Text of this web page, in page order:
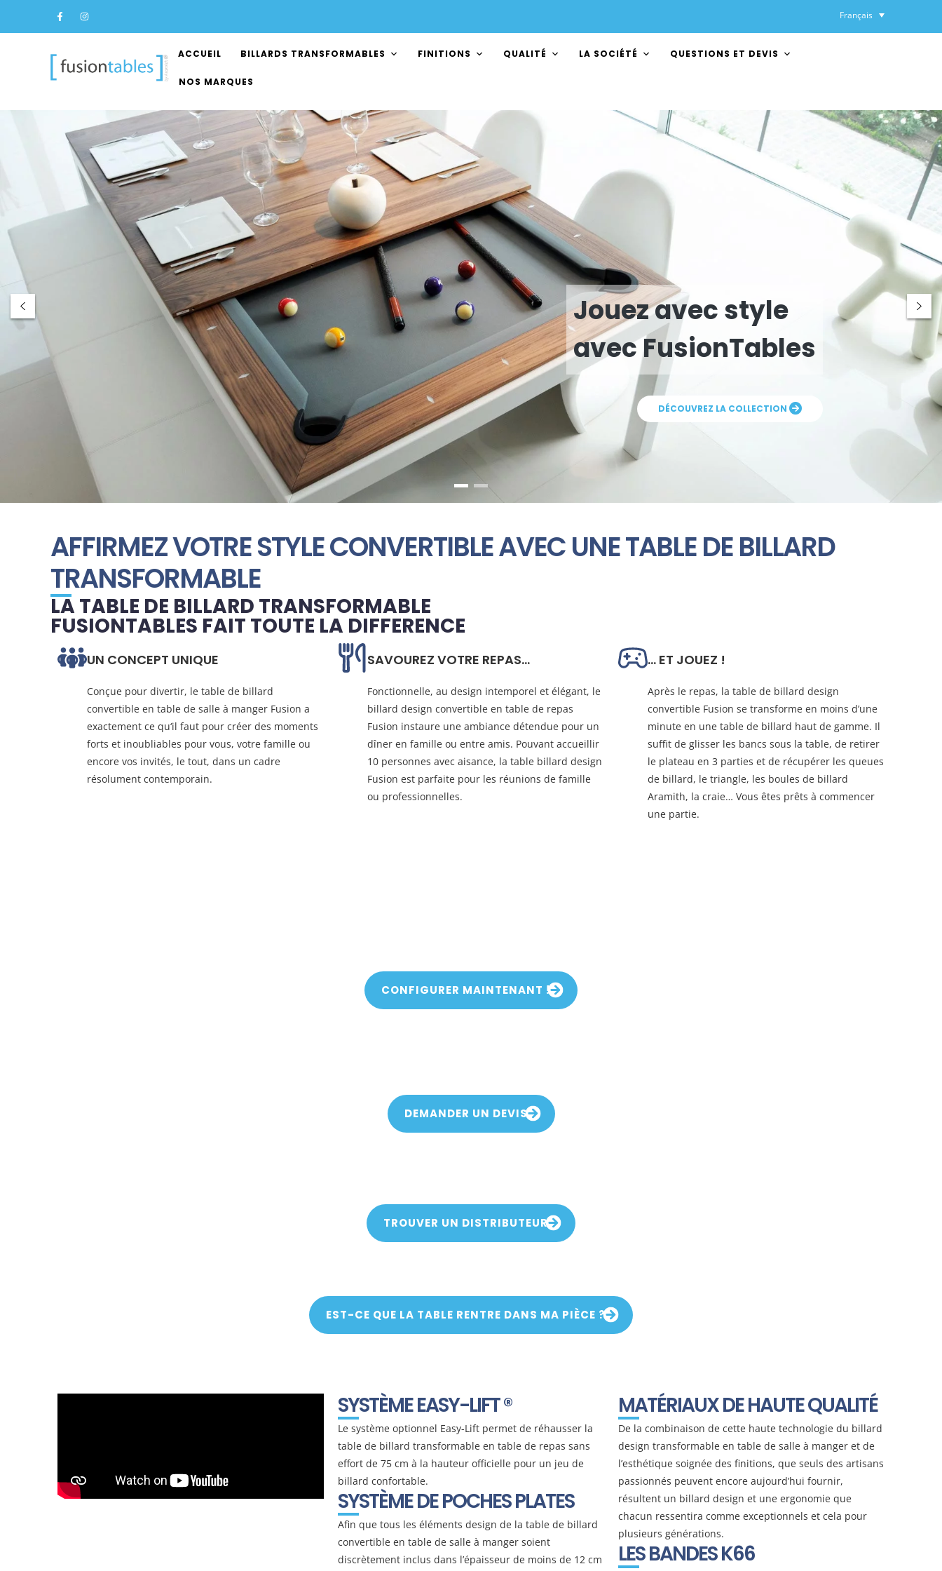
Français
ACCUEIL BILLARDS TRANSFORMABLES FINITIONS QUALITÉ LA SOCIÉTÉ QUESTIONS ET DEVIS
NOS MARQUES
Jouez avec style
avec FusionTables
DÉCOUVREZ LA COLLECTION
AFFIRMEZ VOTRE STYLE CONVERTIBLE AVEC UNE TABLE DE BILLARD
TRANSFORMABLE
LA TABLE DE BILLARD TRANSFORMABLE
FUSIONTABLES FAIT TOUTE LA DIFFERENCE
UN CONCEPT UNIQUE
Conçue pour divertir, le table de billard
convertible en table de salle à manger Fusion a
exactement ce qu‘il faut pour créer des moments
forts et inoubliables pour vous, votre famille ou
encore vos invités, le tout, dans un cadre
résolument contemporain.
SAVOUREZ VOTRE REPAS...
Fonctionnelle, au design intemporel et élégant, le
billard design convertible en table de repas
Fusion instaure une ambiance détendue pour un
dîner en famille ou entre amis. Pouvant accueillir
10 personnes avec aisance, la table billard design
Fusion est parfaite pour les réunions de famille
ou professionnelles.
... ET JOUEZ !
Après le repas, la table de billard design
convertible Fusion se transforme en moins d’une
minute en une table de billard haut de gamme. Il
suffit de glisser les bancs sous la table, de retirer
le plateau en 3 parties et de récupérer les queues
de billard, le triangle, les boules de billard
Aramith, la craie… Vous êtes prêts à commencer
une partie.
CONFIGURER MAINTENANT !
DEMANDER UN DEVIS
TROUVER UN DISTRIBUTEUR
EST-CE QUE LA TABLE RENTRE DANS MA PIÈCE ?
SYSTÈME EASY-LIFT ®
Le système optionnel Easy-Lift permet de réhausser la
table de billard transformable en table de repas sans
effort de 75 cm à la hauteur officielle pour un jeu de
billard confortable.
SYSTÈME DE POCHES PLATES
Afin que tous les éléments design de la table de billard
convertible en table de salle à manger soient
discrètement inclus dans l’épaisseur de moins de 12 cm
MATÉRIAUX DE HAUTE QUALITÉ
De la combinaison de cette haute technologie du billard
design transformable en table de salle à manger et de
l’esthétique soignée des finitions, que seuls des artisans
passionnés peuvent encore aujourd’hui fournir,
résultent un billard design et une ergonomie que
chacun ressentira comme exceptionnels et cela pour
plusieurs générations.
LES BANDES K66